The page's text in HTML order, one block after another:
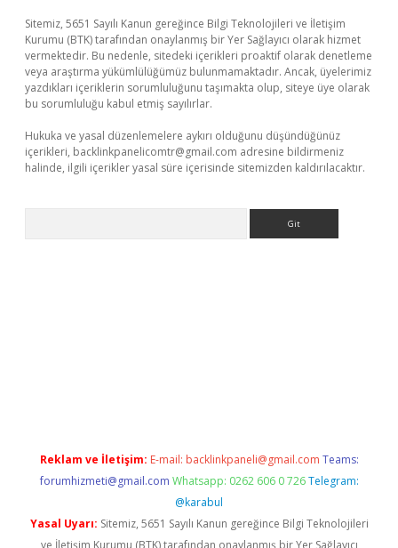
Sitemiz, 5651 Sayılı Kanun gereğince Bilgi Teknolojileri ve İletişim
Kurumu (BTK) tarafından onaylanmış bir Yer Sağlayıcı olarak hizmet
vermektedir. Bu nedenle, sitedeki içerikleri proaktif olarak denetleme
veya araştırma yükümlülüğümüz bulunmamaktadır. Ancak, üyelerimiz
yazdıkları içeriklerin sorumluluğunu taşımakta olup, siteye üye olarak
bu sorumluluğu kabul etmiş sayılırlar.
Hukuka ve yasal düzenlemelere aykırı olduğunu düşündüğünüz
içerikleri, backlinkpanelicomtr@gmail.com adresine bildirmeniz
halinde, ilgili içerikler yasal süre içerisinde sitemizden kaldırılacaktır.
Reklam ve İletişim: E-mail: backlinkpaneli@gmail.com Teams:
forumhizmeti@gmail.com Whatsapp: 0262 606 0 726 Telegram:
@karabul
Yasal Uyarı: Sitemiz, 5651 Sayılı Kanun gereğince Bilgi Teknolojileri
ve İletişim Kurumu (BTK) tarafından onaylanmış bir Yer Sağlayıcı